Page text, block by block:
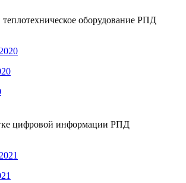
оборудование РПД
цифровой информации РПД